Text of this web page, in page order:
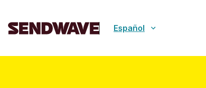
Español